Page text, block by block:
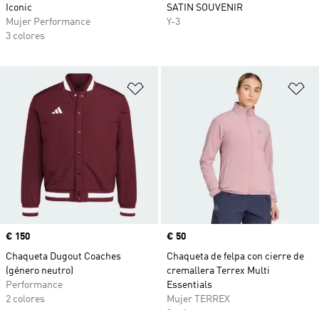
Iconic
Mujer Performance
3 colores
SATIN SOUVENIR
Y-3
Añadir a la lista de deseos
Precio
€ 150
Chaqueta Dugout Coaches
(género neutro)
Performance
2 colores
Precio
€ 50
Chaqueta de felpa con cierre de
cremallera Terrex Multi
Essentials
Mujer TERREX